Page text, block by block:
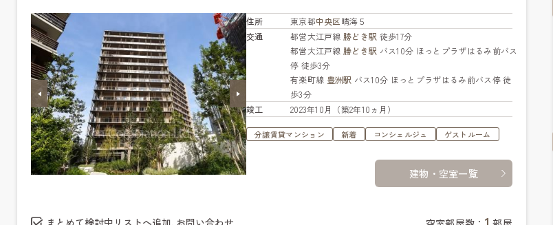
住所 東京都中央区晴海５
交通
都営大江戸線勝どき駅 徒歩17分
都営大江戸線勝どき駅 バス10分 ほっとプラザはるみ前バス
停 徒歩3分
有楽町線 豊洲駅 バス10分 ほっとプラザはるみ前バス停 徒
歩3分
竣工
2023年10月（築2年10ヵ月）
分譲賃貸マンション 新着 コンシェルジュ ゲストルーム
建物・空室一覧
まとめて検討中リストへ追加､お問い合わせ